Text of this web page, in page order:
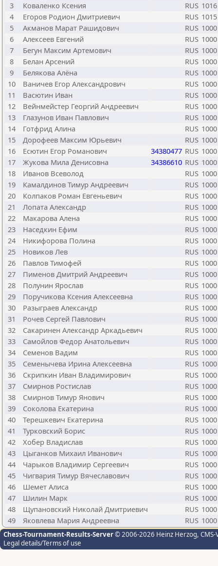
3
Коваленко Ксения RUS 1016
4
Егоров Родион Дмитриевич RUS 1015
5
Акманов Марат Рашидович RUS 1000
6
Алексеев Евгений RUS 1000
7
Бегун Максим Артемович RUS 1000
8
Белан Арсений RUS 1000
9
Белякова Алёна RUS 1000
10
Ваничев Егор Александрович RUS 1000
11
Васютин Иван RUS 1000
12
Вейнмейстер Георгий Андреевич RUS 1000
13
Глазунов Иван Павлович RUS 1000
14
Готфрид Алина RUS 1000
15
Дорофеев Максим Юрьевич RUS 1000
16
Есютин Егор Романович 34380477 RUS 1000
17
Жукова Мила Денисовна 34386610 RUS 1000
18
Иванов Всеволод RUS 1000
19
Камалдинов Тимур Андреевич RUS 1000
20
Колпаков Роман Евгеньевич RUS 1000
21
Лопата Александр RUS 1000
22
Макарова Алена RUS 1000
23
Наседкин Ефим RUS 1000
24
Никифорова Полина RUS 1000
25
Новиков Лев RUS 1000
26
Павлов Тимофей RUS 1000
27
Пименов Дмитрий Андреевич RUS 1000
28
Полунин Ярослав RUS 1000
29
Поручикова Ксения Алексеевна RUS 1000
30
Разыграев Александр RUS 1000
31
Рочев Сергей Павлович RUS 1000
32
Сакаринен Александр Аркадьевич RUS 1000
33
Самойлов Федор Анатольевич RUS 1000
34
Семенов Вадим RUS 1000
35
Семенычева Ирина Алексеевна RUS 1000
36
Скрипкин Иван Владимирович RUS 1000
37
Смирнов Ростислав RUS 1000
38
Смирнов Тимур Янович RUS 1000
39
Соколова Екатерина RUS 1000
40
Терешкевич Екатерина RUS 1000
41
Турковский Борис RUS 1000
42
Хобер Владислав RUS 1000
43
Цыганков Михаил Иванович RUS 1000
44
Чарыков Владимир Сергеевич RUS 1000
45
Чигвария Тимур Вячеславович RUS 1000
46
Шемет Алиса RUS 1000
47
Шилин Марк RUS 1000
48
Щупановский Николай Дмитриевич RUS 1000
49
Яковлева Мария Андреевна RUS 1000
Chess-Tournament-Results-Server© 2006-2026 Heinz Herzog,
Legal details/Terms of use